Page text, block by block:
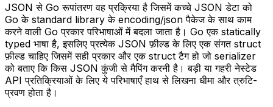
JSON से Go रूपांतरण वह प्रक्रिया है जिसमें कच्चे JSON डेटा को
Go के standard library के encoding/json पैकेज के साथ काम
करने वाली Go प्रकार परिभाषाओं में बदला जाता है। Go एक statically
typed भाषा है, इसलिए प्रत्येक JSON फ़ील्ड के लिए एक संगत struct
फ़ील्ड चाहिए जिसमें सही प्रकार और एक struct टैग हो जो serializer
को बताए कि किस JSON कुंजी से मैपिंग करनी है। बड़ी या गहरी नेस्टेड
API प्रतिक्रियाओं के लिए ये परिभाषाएँ हाथ से लिखना धीमा और त्रुटि-
प्रवण होता है।